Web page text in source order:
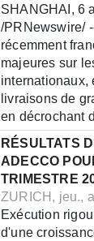
SHANGHAI, 6
/PRNewswire/
récemment
majeures sur
internationaux,
livraisons de
en décrochant
RÉSULTATS
ADECCO
TRIMESTRE
ZURICH, jeu.,
Exécution
d'une